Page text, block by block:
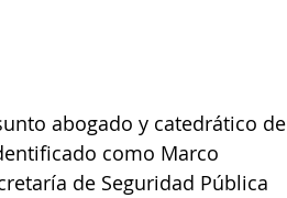
abogado y catedrático de
como Marco
de Seguridad Pública